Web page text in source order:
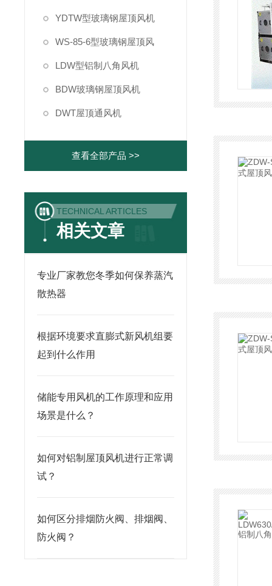
YDTW型玻璃钢屋顶风机
WS-85-6型玻璃钢屋顶风
LDW型铝制八角风机
BDW玻璃钢屋顶风机
DWT屋顶通风机
查看全部产品 >>
TECHNICAL ARTICLES
相关文章
专业厂家教您冬季如何保养蒸汽
散热器
根据环境要求直膨式新风机组要
起到什么作用
储能专用风机的工作原理和应用
场景是什么？
如何对铝制屋顶风机进行正常调
试？
如何区分排烟防火阀、排烟阀、
防火阀？